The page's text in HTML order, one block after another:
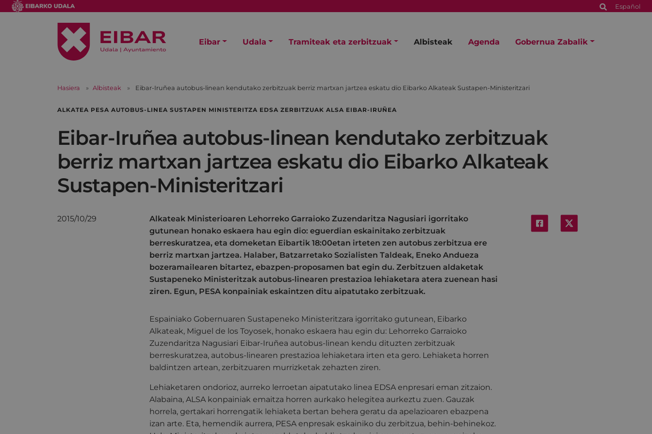
Español
Eibar Udala Tramiteak eta zerbitzuak Albisteak Agenda Gobernua Zabalik
Hasiera Albisteak Eibar-Iruñea autobus-linean kendutako zerbitzuak berriz martxan jartzea eskatu dio Eibarko Alkateak Sustapen-Ministeritzari
ALKATEA PESA AUTOBUS-LINEA SUSTAPEN MINISTERITZA EDSA ZERBITZUAK ALSA EIBAR-IRUÑEA
Eibar-Iruñea autobus-linean kendutako zerbitzuak
berriz martxan jartzea eskatu dio Eibarko Alkateak
Sustapen-Ministeritzari
2015/10/29
Alkateak Ministerioaren Lehorreko Garraioko Zuzendaritza Nagusiari igorritako
gutunean honako eskaera hau egin dio: eguerdian eskainitako zerbitzuak
berreskuratzea, eta domeketan Eibartik 18:00etan irteten zen autobus zerbitzua ere
berriz martxan jartzea. Halaber, Batzarretako Sozialisten Taldeak, Eneko Andueza
bozeramailearen bitartez, ebazpen-proposamen bat egin du. Zerbitzuen aldaketak
Sustapeneko Ministeritzak autobus-linearen prestazioa lehiaketara atera zuenean hasi
ziren. Egun, PESA konpainiak eskaintzen ditu aipatutako zerbitzuak.
Espainiako Gobernuaren Sustapeneko Ministeritzara igorritako gutunean, Eibarko
Alkateak, Miguel de los Toyosek, honako eskaera hau egin du: Lehorreko Garraioko
Zuzendaritza Nagusiari Eibar-Iruñea autobus-linean kendu dituzten zerbitzuak
berreskuratzea, autobus-linearen prestazioa lehiaketara irten eta gero. Lehiaketa horren
baldintzen artean, zerbitzuaren murrizketak zehazten ziren.
Lehiaketaren ondorioz, aurreko lerroetan aipatutako linea EDSA enpresari eman zitzaion.
Alabaina, ALSA konpainiak emaitza horren aurkako helegitea aurkeztu zuen. Gauzak
horrela, gertakari horrengatik lehiaketa bertan behera geratu da apelazioaren ebazpena
izan arte. Eta, hemendik aurrera, PESA enpresak eskainiko du zerbitzua, behin-behinekoz.